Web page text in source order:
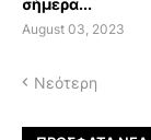
August 03, 2023
Νεότερη